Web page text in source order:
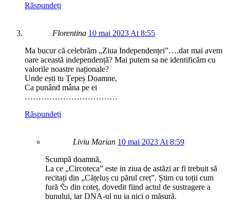
Răspundeți
Florentina 10 mai 2023 At 8:55
Ma bucur că celebrăm „Ziua Independenței”….dar mai avem
oare această independență? Mai putem sa ne identificăm cu
valorile noastre naționale?
Unde ești tu Țepeș Doamne,
Ca punând mâna pe ei
…………………………….
Răspundeți
Liviu Marian 10 mai 2023 At 8:59
Scumpă doamnă,
La ce „Circoteca” este in ziua de astăzi ar fi trebuit să
recitați din „Cățeluș cu părul creț”. Știm cu toții cum
fură 🦆 din coteț, dovedit fiind actul de sustragere a
bunului, iar DNA-ul nu ia nici o măsură.